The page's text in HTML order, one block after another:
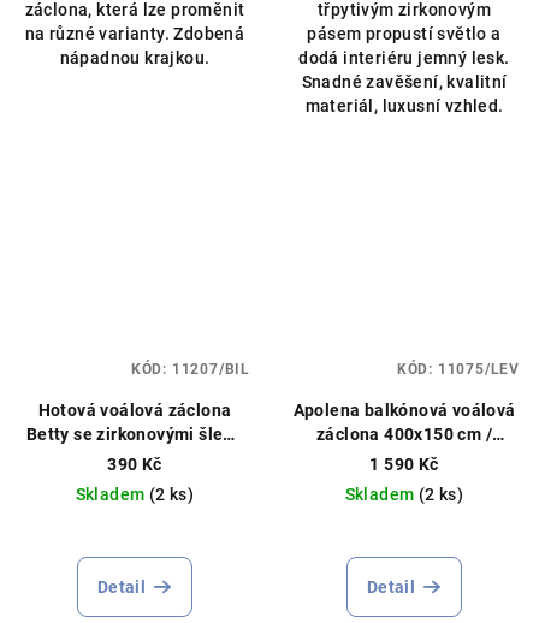
záclona, která lze proměnit
na různé varianty. Zdobená
nápadnou krajkou.
třpytivým zirkonovým
pásem propustí světlo a
dodá interiéru jemný lesk.
Snadné zavěšení, kvalitní
materiál, luxusní vzhled.
Hotová voálová záclona
Betty se zirkonovými šlemi
145x250cm 2 barvy
390 Kč
Skladem (2 ks)
hodnocení
produktu
Detail
KÓD: 11207/BIL
Apolena balkónová voálová
záclona 400x150 cm /
200x230 cm bíláČistý voál,
1 590 Kč
Skladem (2 ks)
Detail
KÓD: 11075/LEV